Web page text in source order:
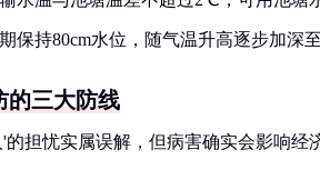
期保持80cm水位，随气温升高逐步加深
的三大防线
担忧实属误解，但病害确实会影响经